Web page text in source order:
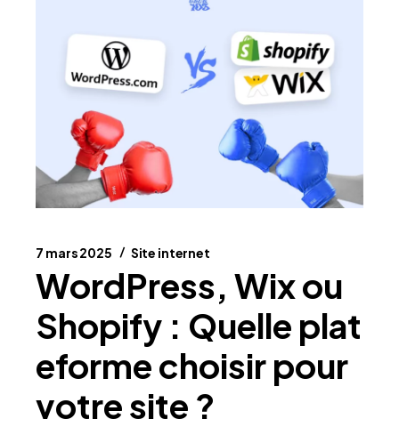
7 mars 2025 Site internet
WordPress, Wix ou
Shopify : Quelle plat
eforme choisir pour
votre site ?